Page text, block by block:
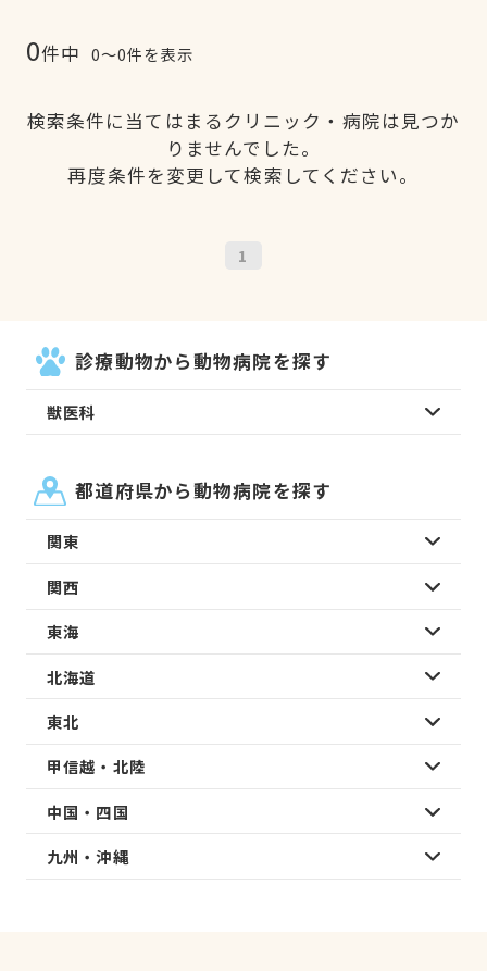
0件中 0〜0件を表示
検索条件に当てはまるクリニック・病院は見つか
りませんでした。
再度条件を変更して検索してください。
1
診療動物から動物病院を探す
獣医科
都道府県から動物病院を探す
関東
関西
東海
北海道
東北
甲信越・北陸
中国・四国
九州・沖縄